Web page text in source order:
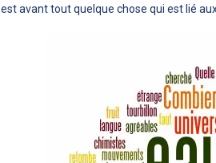
est avant tout quelque chose qui est lié